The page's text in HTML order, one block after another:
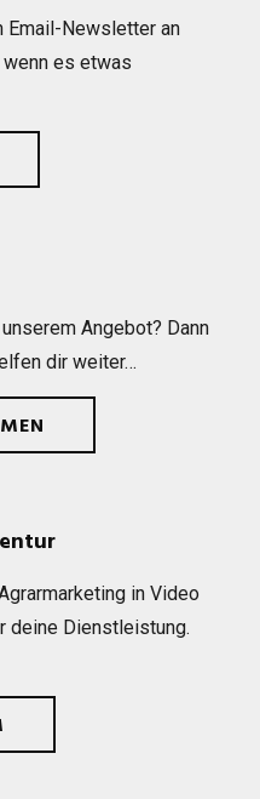
Email-News­let­ter an
es etwas
Ange­bot? Dann
dir weiter…
in Video
deine Dienst­leis­tung.